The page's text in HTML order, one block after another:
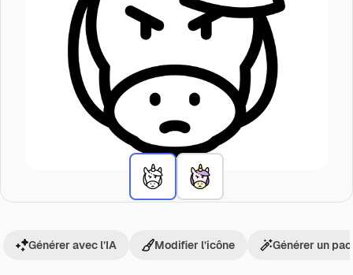
Générer avec l’IA Modifier l’icône Générer un